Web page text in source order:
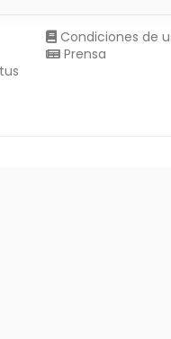
Condiciones de
Prensa